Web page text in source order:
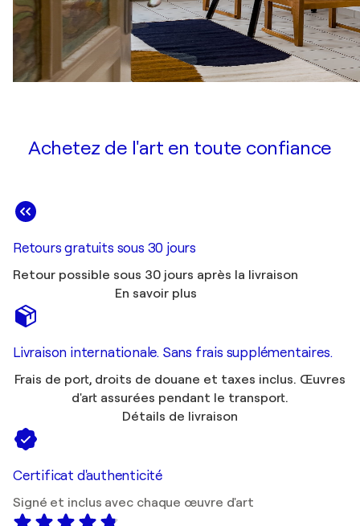
Achetez de l'art en toute confiance
Retours gratuits sous 30 jours
Retour possible sous 30 jours après la livraison
En savoir plus
Livraison internationale. Sans frais supplémentaires.
Frais de port, droits de douane et taxes inclus. Œuvres
d'art assurées pendant le transport.
Détails de livraison
Certificat d'authenticité
Signé et inclus avec chaque œuvre d'art